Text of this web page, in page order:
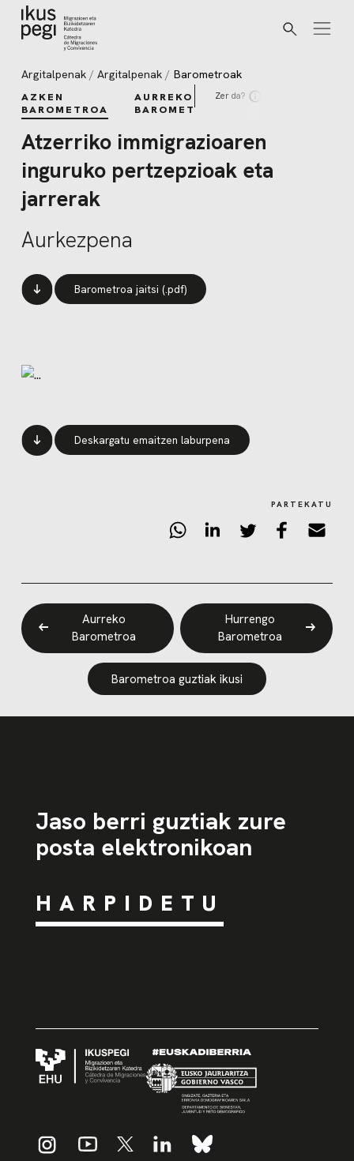
Joan zuzenean edukira
Bilatu
Argitalpenak Argitalpenak Barometroak
AZKEN
BAROMETROA
AURREKO
BAROMETROAK
Zer da?
Atzerriko immigrazioaren
inguruko pertzepzioak eta
jarrerak
Aurkezpena
Barometroa jaitsi (.pdf)
Deskargatu emaitzen laburpena
PARTEKATU
Aurreko
Barometroa
Hurrengo
Barometroa
Barometroa guztiak ikusi
Jaso berri guztiak zure
posta elektronikoan
HARPIDETU